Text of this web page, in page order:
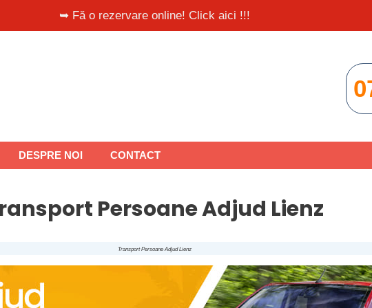
➥ Fă o rezervare online! Click aici !!!
DESPRE NOI CONTACT
Persoane Adjud Lienz
Transport Persoane Adjud Lienz